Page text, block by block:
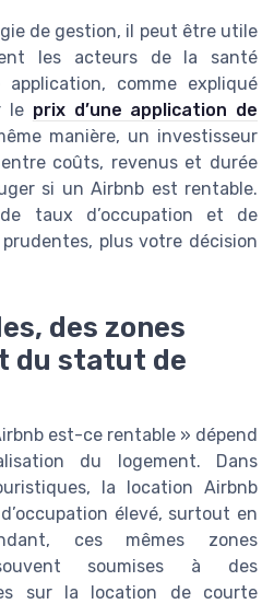
de gestion, il peut être utile
les acteurs de la santé
comme expliqué
le prix d’une application de
manière, un investisseur
coûts, revenus et durée
si un Airbnb est rentable.
taux d’occupation et de
plus votre décision
des zones
du statut de
est-ce rentable » dépend
du logement. Dans
la location Airbnb
élevé, surtout en
ces mêmes zones
soumises à des
sur la location de courte